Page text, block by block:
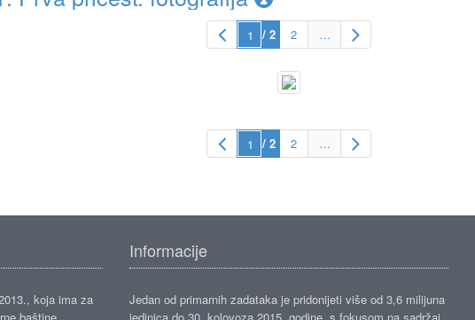
/ 2 2 …
/ 2 2 …
koja ima za
Informacije
Jedan od primarnih zadataka je pridonijeti više od 3,6 milijuna